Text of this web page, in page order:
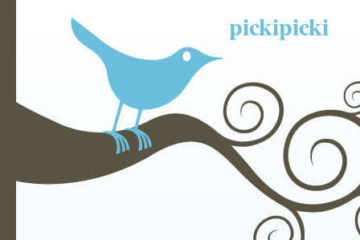
pickipicki